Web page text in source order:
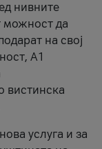
нивните
можност да
на свој
А1
вистинска
услуга и за